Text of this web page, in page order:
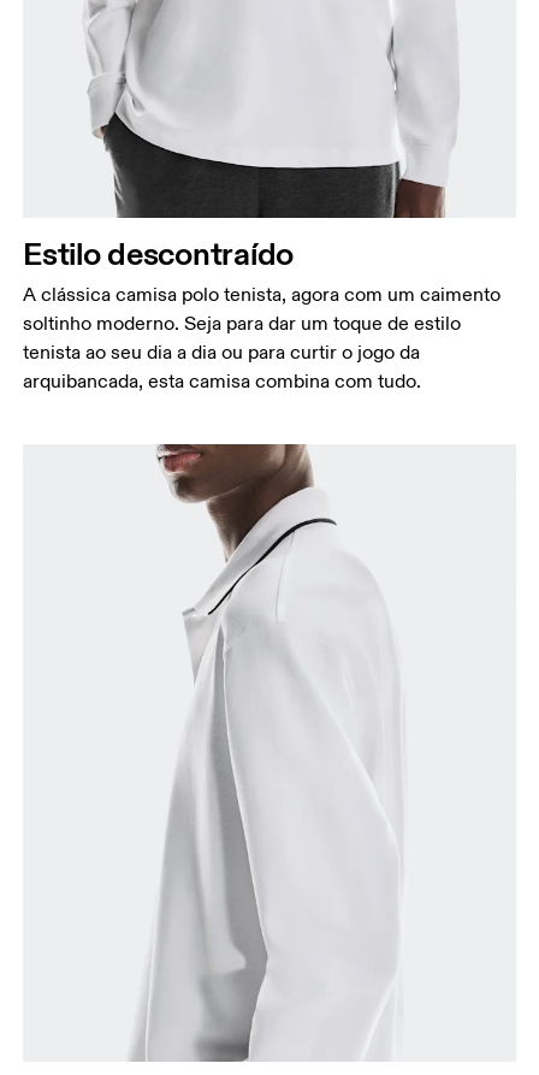
Peito
Meça a parte mais larga ao longo dos pontos do
peito, mantendo a fita métrica na horizontal.
Cintura
Meça ao redor da parte mais estreita da cintura.
Meça ao redor da parte mais larga do quadril.
Estilo descontraído
A clássica camisa polo tenista, agora com um caimento
soltinho moderno. Seja para dar um toque de estilo
tenista ao seu dia a dia ou para curtir o jogo da
arquibancada, esta camisa combina com tudo.